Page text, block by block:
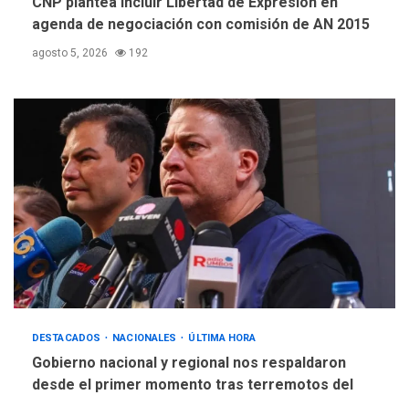
Esparta
agenda de negociación con comisión de AN 2015
agosto 5, 2026 192
DESTACADOS NACIONALES ÚLTIMA HORA
Gobierno nacional y regional nos respaldaron
desde el primer momento tras terremotos del